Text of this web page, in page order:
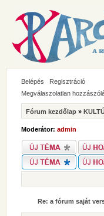
Belépés
Regisztráció
Megválaszolatlan
Fórum kezdőlap »
Moderátor: admin
Re: a fórum saját